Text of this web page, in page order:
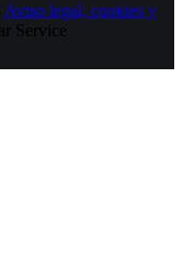
Aviso legal, cookies y
Service